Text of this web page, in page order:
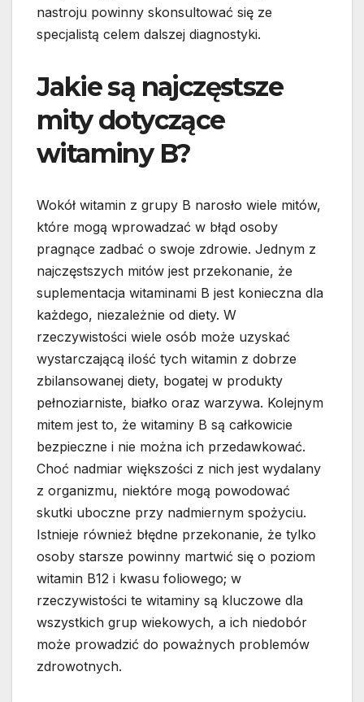
nastroju powinny skonsultować się ze
specjalistą celem dalszej diagnostyki.
Jakie są najczęstsze
mity dotyczące
witaminy B?
Wokół witamin z grupy B narosło wiele mitów,
które mogą wprowadzać w błąd osoby
pragnące zadbać o swoje zdrowie. Jednym z
najczęstszych mitów jest przekonanie, że
suplementacja witaminami B jest konieczna dla
każdego, niezależnie od diety. W
rzeczywistości wiele osób może uzyskać
wystarczającą ilość tych witamin z dobrze
zbilansowanej diety, bogatej w produkty
pełnoziarniste, białko oraz warzywa. Kolejnym
mitem jest to, że witaminy B są całkowicie
bezpieczne i nie można ich przedawkować.
Choć nadmiar większości z nich jest wydalany
z organizmu, niektóre mogą powodować
skutki uboczne przy nadmiernym spożyciu.
Istnieje również błędne przekonanie, że tylko
osoby starsze powinny martwić się o poziom
witamin B12 i kwasu foliowego; w
rzeczywistości te witaminy są kluczowe dla
wszystkich grup wiekowych, a ich niedobór
może prowadzić do poważnych problemów
zdrowotnych.